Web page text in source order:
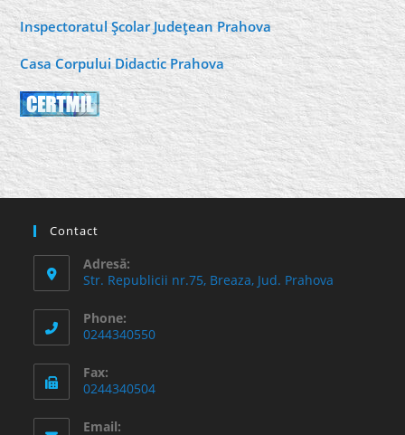
Inspectoratul Şcolar Judeţean Prahova
Casa Corpului Didactic Prahova
Contact
Adresă:
Str. Republicii nr.75, Breaza, Jud. Prahova
Phone:
0244340550
Fax:
0244340504
Email: